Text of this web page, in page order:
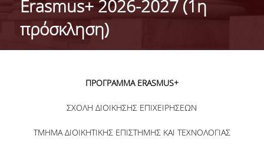
ΔΙΟΙΚΗΣΗ ΤΟΥ ΤΜΗΜΑΤΟΣ
Erasmus+ 2026-2027 (1η
πρόσκληση)
ΠΡΟΓΡΑΜΜΑ ERASMUS+
ΣΧΟΛΗ ΔΙΟΙΚΗΣΗΣ ΕΠΙΧΕΙΡΗΣΕΩΝ
ΤΜΗΜΑ ΔΙΟΙΚΗΤΙΚΗΣ ΕΠΙΣΤΗΜΗΣ ΚΑΙ ΤΕΧΝΟΛΟΓΙΑΣ